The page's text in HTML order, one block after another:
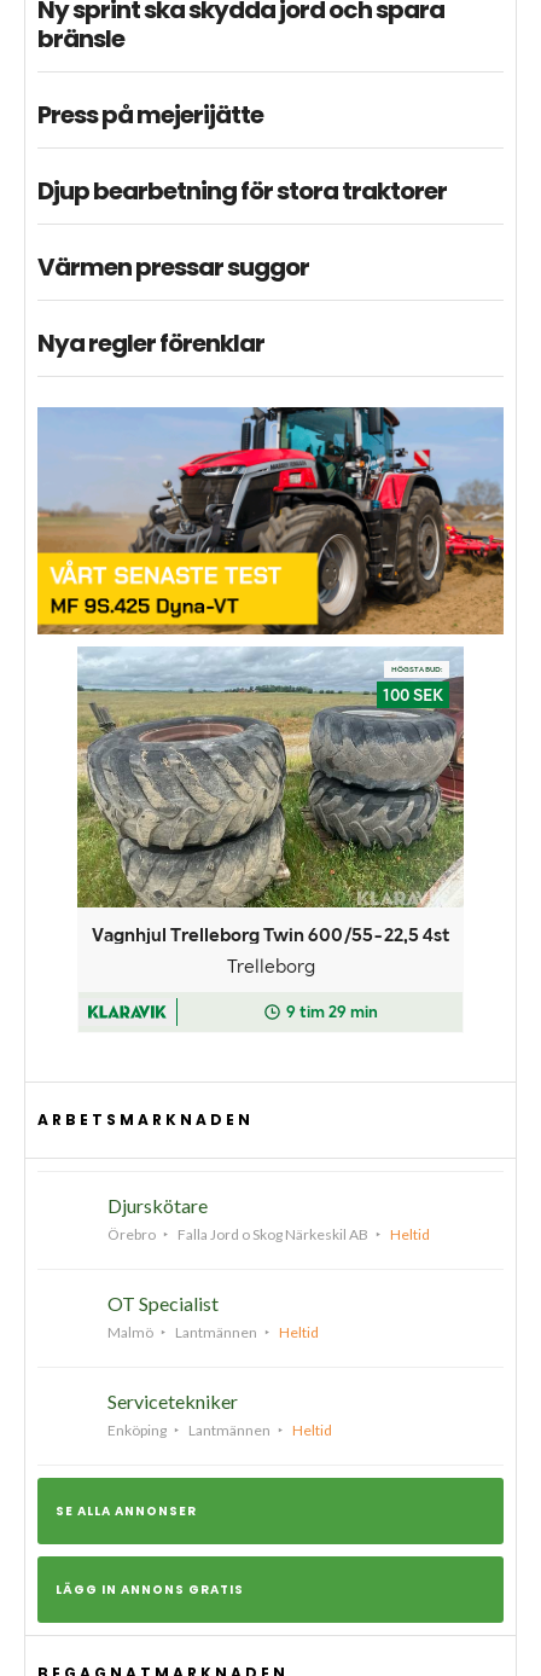
Ny sprint ska skydda jord och spara
bränsle
Press på mejerijätte
Djup bearbetning för stora traktorer
Värmen pressar suggor
Nya regler förenklar
ARBETSMARKNADEN
Djurskötare
Örebro Falla Jord o Skog Närkeskil AB Heltid
OT Specialist
Malmö Lantmännen Heltid
Servicetekniker
Enköping Lantmännen Heltid
SE ALLA ANNONSER
LÄGG IN ANNONS GRATIS